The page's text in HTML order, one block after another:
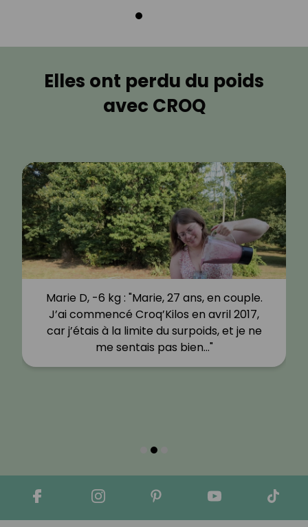
Elles ont perdu du poids
avec CROQ
Marie D, -6 kg : "Marie, 27 ans, en couple.
J’ai commencé Croq’Kilos en avril 2017,
car j’étais à la limite du surpoids, et je ne
me sentais pas bien…"